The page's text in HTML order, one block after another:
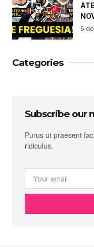
6
Categories
Subscribe our
Purus ut praesent
ridiculus.